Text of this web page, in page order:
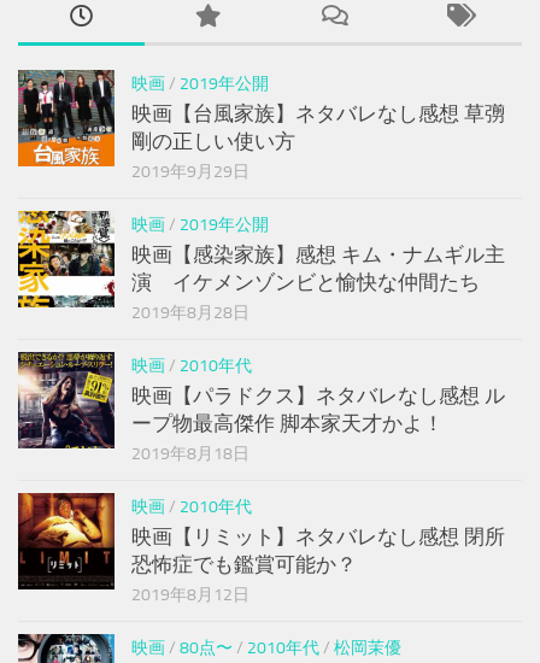
映画/ 2019年公開
映画【台風家族】ネタバレなし感想 草彅
剛の正しい使い方
2019年9月29日
映画/ 2019年公開
映画【感染家族】感想 キム・ナムギル主
演 イケメンゾンビと愉快な仲間たち
2019年8月28日
映画/ 2010年代
映画【パラドクス】ネタバレなし感想 ル
ープ物最高傑作 脚本家天才かよ！
2019年8月18日
映画/ 2010年代
映画【リミット】ネタバレなし感想 閉所
恐怖症でも鑑賞可能か？
2019年8月12日
映画/ 80点〜 / 2010年代/ 松岡茉優